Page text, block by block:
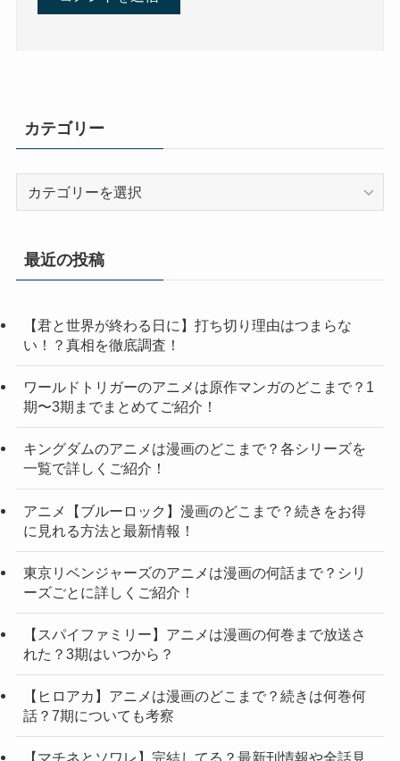
カテゴリー
リ
最近の投稿
【君と世界が終わる日に】打ち切り理由はつまらな
い！？真相を徹底調査！
ワールドトリガーのアニメは原作マンガのどこまで？1
期〜3期までまとめてご紹介！
キングダムのアニメは漫画のどこまで？各シリーズを
一覧で詳しくご紹介！
アニメ【ブルーロック】漫画のどこまで？続きをお得
に見れる方法と最新情報！
東京リベンジャーズのアニメは漫画の何話まで？シリ
ーズごとに詳しくご紹介！
【スパイファミリー】アニメは漫画の何巻まで放送さ
れた？3期はいつから？
【ヒロアカ】アニメは漫画のどこまで？続きは何巻何
話？7期についても考察
【マチネとソワレ】完結してる？最新刊情報や全話見